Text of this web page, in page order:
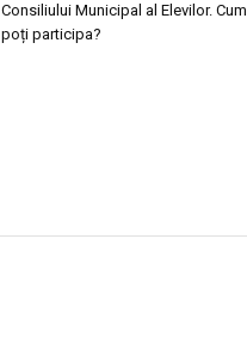
Consiliului Municipal al Elevilor. Cum
poți participa?